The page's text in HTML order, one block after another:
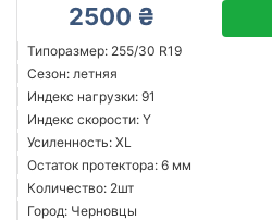
2500 ₴
Типоразмер: 255/30 R19
Сезон: летняя
Индекс нагрузки: 91
Индекс скорости: Y
Усиленность: XL
Остаток протектора: 6 мм
Количество: 2шт
Город: Черновцы